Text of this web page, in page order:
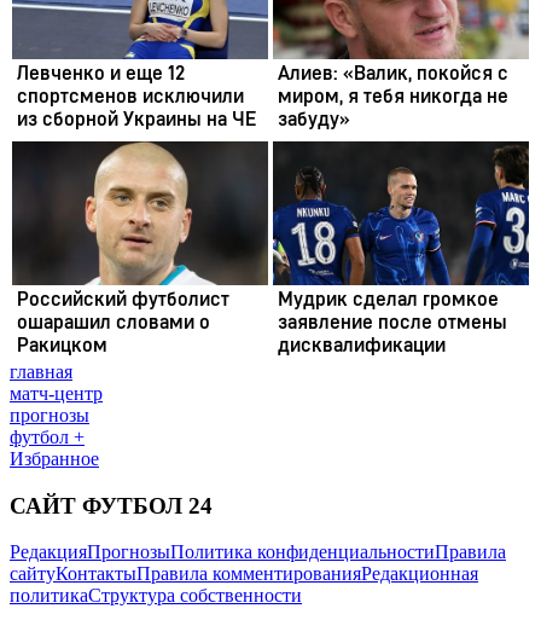
главная
матч-центр
прогнозы
футбол +
Избранное
САЙТ ФУТБОЛ 24
РедакцияПрогнозыПолитика конфиденциальностиПравила
сайтуКонтактыПравила комментированияРедакционная
политикаСтруктура собственности